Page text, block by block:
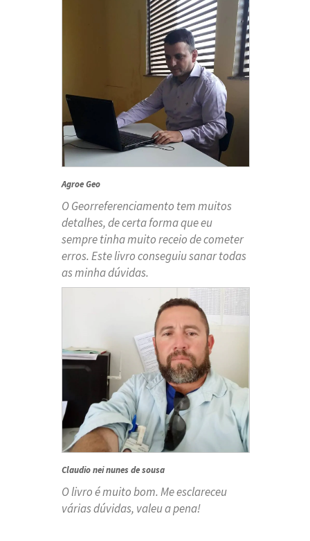
Agroe Geo
O Georreferenciamento tem muitos
detalhes, de certa forma que eu
sempre tinha muito receio de cometer
erros. Este livro conseguiu sanar todas
as minha dúvidas.
Claudio nei nunes de sousa
O livro é muito bom. Me esclareceu
várias dúvidas, valeu a pena!